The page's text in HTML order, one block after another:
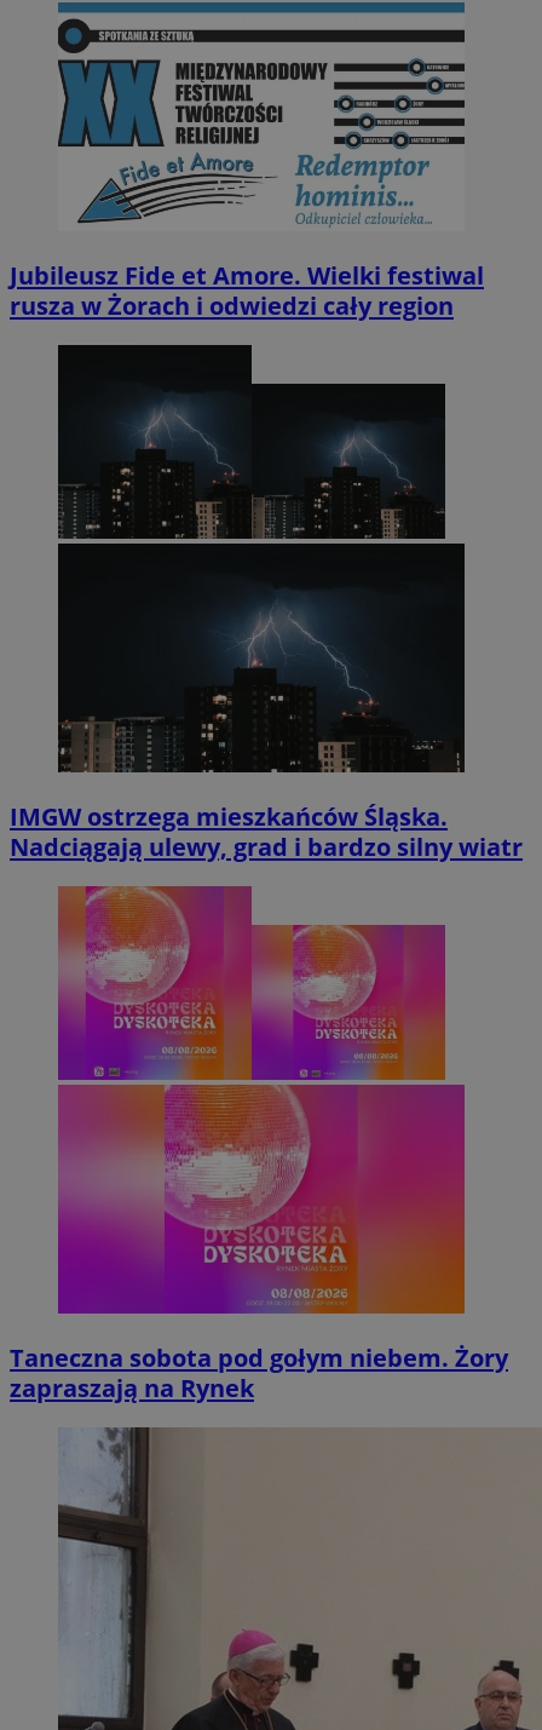
Jubileusz Fide et Amore. Wielki festiwal
rusza w Żorach i odwiedzi cały region
IMGW ostrzega mieszkańców Śląska.
Nadciągają ulewy, grad i bardzo silny wiatr
Taneczna sobota pod gołym niebem. Żory
zapraszają na Rynek